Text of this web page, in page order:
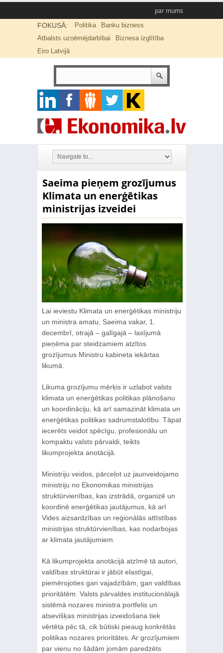
par mums
FOKUSĀ: Politika
Banku bizness
Atbalsts uzņēmējdarbībai
Biznesa izglītība
Eiro Latvijā
Saeima pieņem grozījumus
Klimata un enerģētikas
ministrijas izveidei
Lai ieviestu Klimata un enerģētikas ministriju
un ministra amatu, Saeima vakar, 1.
decembrī, otrajā – galīgajā – lasījumā
pieņēma par steidzamiem atzītos
grozījumus Ministru kabineta iekārtas
likumā.
Likuma grozījumu mērķis ir uzlabot valsts
klimata un enerģētikas politikas plānošanu
un koordināciju, kā arī samazināt klimata un
enerģētikas politikas sadrumstalotību. Tāpat
iecerēts veidot spēcīgu, profesionālu un
kompaktu valsts pārvaldi, teikts
likumprojekta anotācijā.
Ministriju veidos, pārceļot uz jaunveidojamo
ministriju no Ekonomikas ministrijas
struktūrvienības, kas izstrādā, organizē un
koordinē enerģētikas jautājumus, kā arī
Vides aizsardzības un reģionālās attīstības
ministrijas struktūrvienības, kas nodarbojas
ar klimata jautājumiem.
Kā likumprojekta anotācijā atzīmē tā autori,
valdības struktūrai ir jābūt elastīgai,
piemērojoties gan vajadzībām, gan valdības
prioritātēm. Valsts pārvaldes institucionālajā
sistēmā nozares ministra portfelis un
atsevišķas ministrijas izveidošana tiek
vērtēta pēc tā, cik būtiski pieaug konkrētās
politikas nozares prioritātes. Ar grozījumiem
par vienu no šādām jomām paredzēts